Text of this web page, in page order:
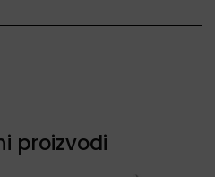
proizvodi